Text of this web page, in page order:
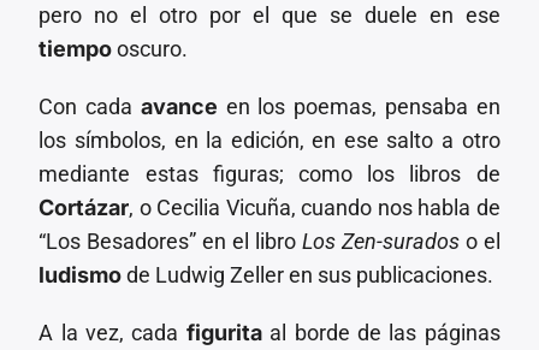
pero no el otro por el que se duele en ese
tiempooscuro.
Con cada avance en los poemas, pensaba en
los símbolos, en la edición, en ese salto a otro
mediante estas figuras; como los libros de
Cortázar, o Cecilia Vicuña, cuando nos habla de
“Los Besadores” en el libro Los Zen-suradoso el
ludismode Ludwig Zeller en sus publicaciones.
A la vez, cada figuritaal borde de las páginas